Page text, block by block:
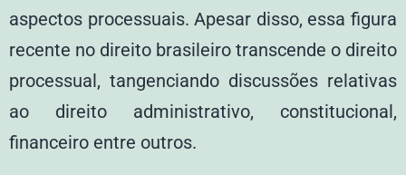
aspectos processuais. Apesar disso, essa figura
recente no direito brasileiro transcende o direito
processual, tangenciando discussões relativas
ao direito administrativo, constitucional,
financeiro entre outros.